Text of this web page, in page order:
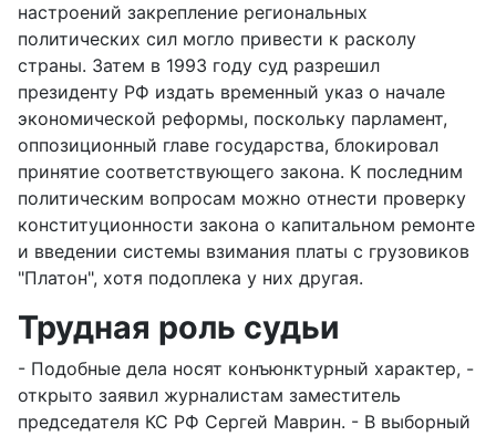
настроений закрепление региональных
политических сил могло привести к расколу
страны. Затем в 1993 году суд разрешил
президенту РФ издать временный указ о начале
экономической реформы, поскольку парламент,
оппозиционный главе государства, блокировал
принятие соответствующего закона. К последним
политическим вопросам можно отнести проверку
конституционности закона о капитальном ремонте
и введении системы взимания платы с грузовиков
"Платон", хотя подоплека у них другая.
Трудная роль судьи
- Подобные дела носят конъюнктурный характер, -
открыто заявил журналистам заместитель
председателя КС РФ Сергей Маврин. - В выборный